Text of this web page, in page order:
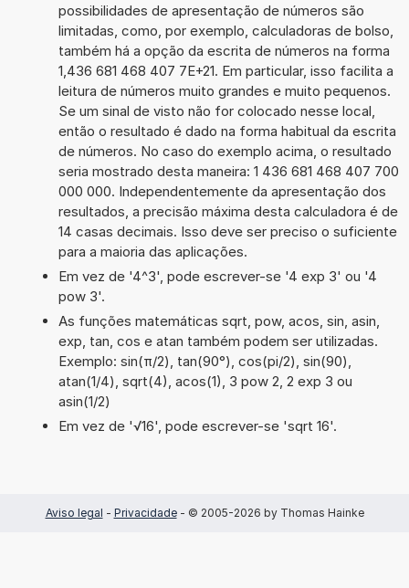
possibilidades de apresentação de números são
limitadas, como, por exemplo, calculadoras de bolso,
também há a opção da escrita de números na forma
1,436 681 468 407 7E+21. Em particular, isso facilita a
leitura de números muito grandes e muito pequenos.
Se um sinal de visto não for colocado nesse local,
então o resultado é dado na forma habitual da escrita
de números. No caso do exemplo acima, o resultado
seria mostrado desta maneira: 1 436 681 468 407 700
000 000. Independentemente da apresentação dos
resultados, a precisão máxima desta calculadora é de
14 casas decimais. Isso deve ser preciso o suficiente
para a maioria das aplicações.
Em vez de '4^3', pode escrever-se '4 exp 3' ou '4
pow 3'.
As funções matemáticas sqrt, pow, acos, sin, asin,
exp, tan, cos e atan também podem ser utilizadas.
Exemplo: sin(π/2), tan(90°), cos(pi/2), sin(90),
atan(1/4), sqrt(4), acos(1), 3 pow 2, 2 exp 3 ou
asin(1/2)
Em vez de '√16', pode escrever-se 'sqrt 16'.
Aviso legal - Privacidade- © 2005-2026 by Thomas Hainke